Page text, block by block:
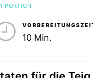
1 PORTION
10 Min.